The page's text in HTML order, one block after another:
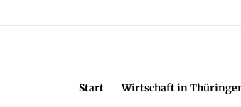
Start Wirtschaft in